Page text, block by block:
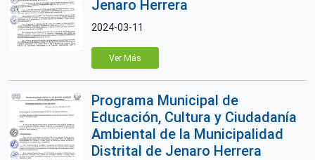
Jenaro Herrera
2024-03-11
Ver Más
Programa Municipal de
Educación, Cultura y Ciudadanía
Ambiental de la Municipalidad
Distrital de Jenaro Herrera